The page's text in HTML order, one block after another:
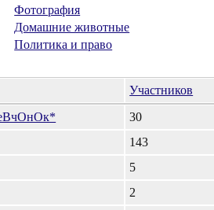
Фотография
Домашние животные
Политика и право
Участников
30
143
5
2